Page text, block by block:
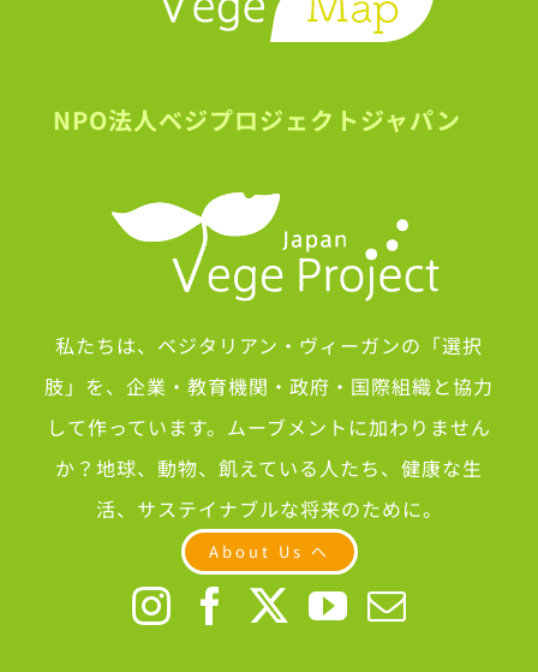
NPO法人ベジプロジェクトジャパン
私たちは、ベジタリアン・ヴィーガンの「選択
肢」を、企業・教育機関・政府・国際組織と協力
して作っています。ムーブメントに加わりません
か？地球、動物、飢えている人たち、健康な生
活、サステイナブルな将来のために。
About Us へ